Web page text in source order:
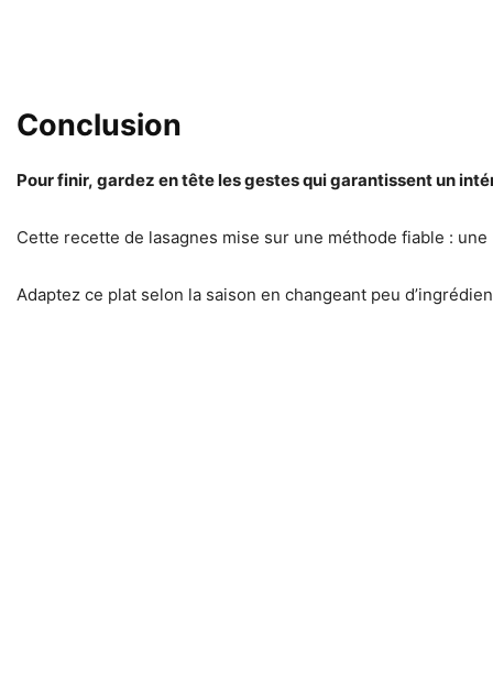
Conclusion
Pour finir, gardez en tête les gestes qui garantissent un
Cette recette de lasagnes mise sur une méthode fiable :
Adaptez ce plat selon la saison en changeant peu